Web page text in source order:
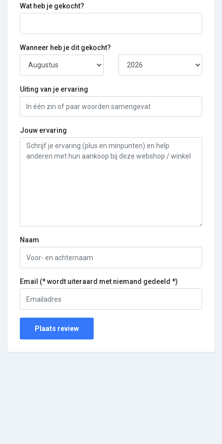
Wat heb je gekocht?
Wanneer heb je dit gekocht?
Uiting van je ervaring
Jouw ervaring
Naam
Email (* wordt uiteraard met niemand gedeeld *)
Plaats review